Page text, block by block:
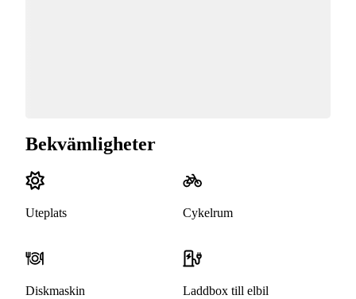
Bekvämligheter
Uteplats Cykelrum
Diskmaskin Laddbox till elbil